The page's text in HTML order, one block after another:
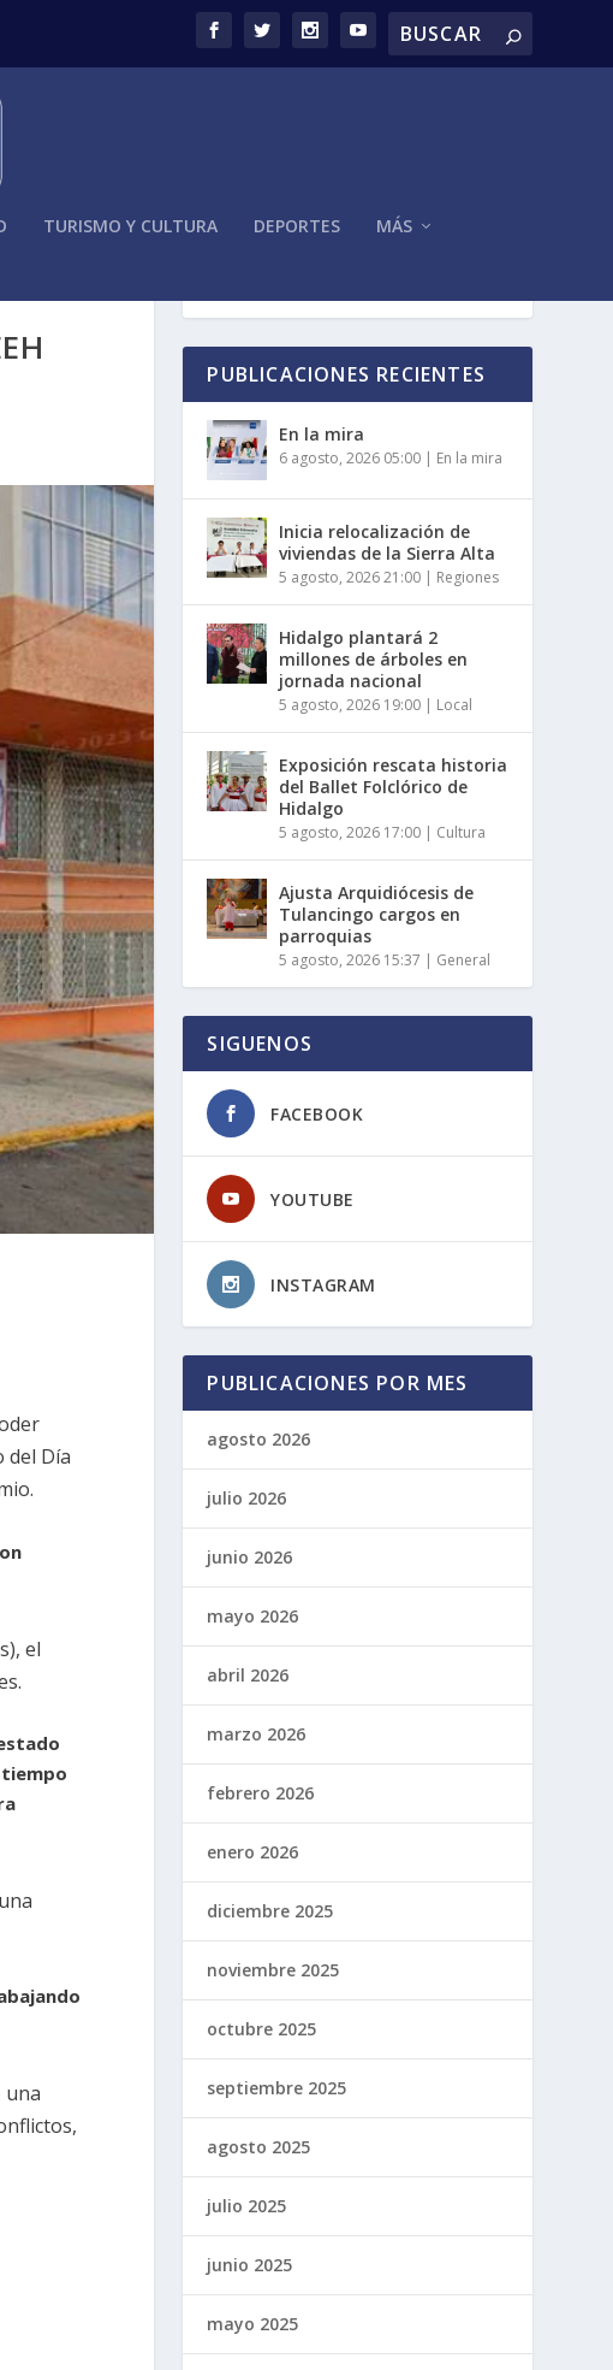
TURISMO Y CULTURA DEPORTES MÁS
del Día
el
tiempo
una
PUBLICACIONES RECIENTES
En la mira
6 agosto, 2026 05:00 | En la mira
Inicia relocalización de
viviendas de la Sierra Alta
5 agosto, 2026 21:00 | Regiones
Hidalgo plantará 2
millones de árboles en
jornada nacional
5 agosto, 2026 19:00 | Local
Exposición rescata historia
del Ballet Folclórico de
Hidalgo
5 agosto, 2026 17:00 | Cultura
Ajusta Arquidiócesis de
Tulancingo cargos en
parroquias
5 agosto, 2026 15:37 | General
SIGUENOS
FACEBOOK
YOUTUBE
INSTAGRAM
PUBLICACIONES POR MES
agosto 2026
julio 2026
junio 2026
mayo 2026
abril 2026
marzo 2026
febrero 2026
enero 2026
diciembre 2025
noviembre 2025
octubre 2025
septiembre 2025
agosto 2025
julio 2025
junio 2025
mayo 2025